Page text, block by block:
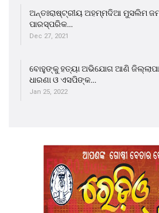
ଅନ୍ତଃରାଷ୍ଟ୍ରୀୟ ଅହମ୍ମଦିଆ ମୁସଲିମ
ପାରସ୍ପରିକ…
Dec 27, 2021
ବୋହୁଙ୍କୁ ହତ୍ୟା ଅଭିଯୋଗ ଆଣି
ଧାରଣା ଓ ଏସପିଙ୍କ…
Jan 25, 2022